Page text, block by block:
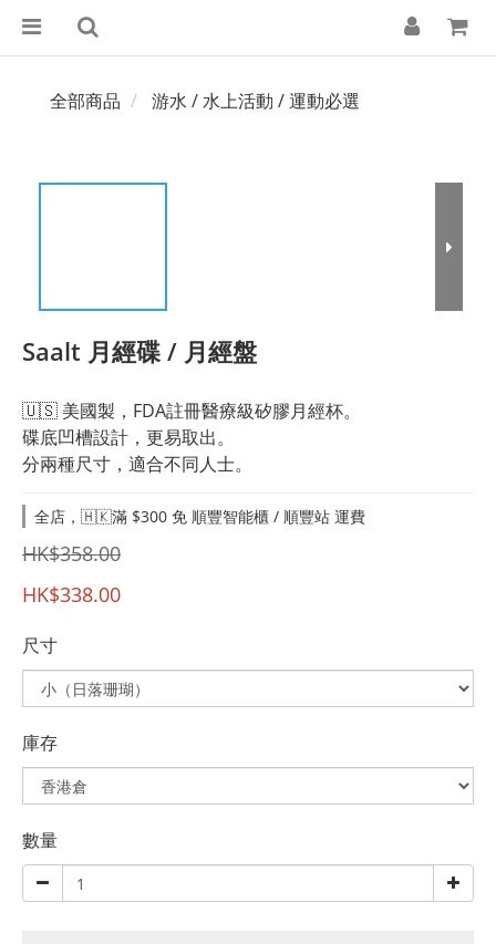
全部商品 游水 / 水上活動 / 運動必選
Saalt 月經碟 / 月經盤
🇺🇸 美國製，FDA註冊醫療級矽膠月經杯。
碟底凹槽設計，更易取出。
分兩種尺寸，適合不同人士。
全店，🇭🇰滿 $300 免 順豐智能櫃 / 順豐站 運費
HK$358.00
HK$338.00
尺寸
庫存
數量